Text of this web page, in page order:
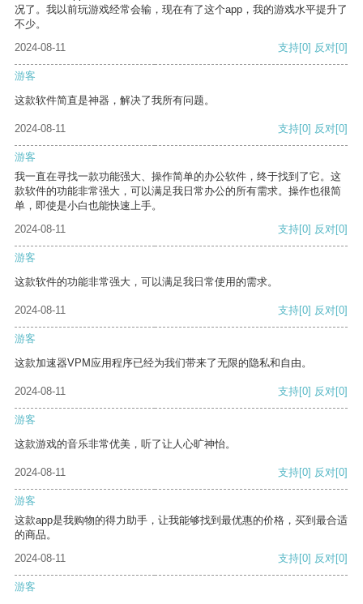
况了。我以前玩游戏经常会输，现在有了这个app，我的游戏水平提升了
不少。
2024-08-11
支持[0] 反对[0]
游客
这款软件简直是神器，解决了我所有问题。
2024-08-11 支持[0] 反对[0]
游客
我一直在寻找一款功能强大、操作简单的办公软件，终于找到了它。这
款软件的功能非常强大，可以满足我日常办公的所有需求。操作也很简
单，即使是小白也能快速上手。
2024-08-11
支持[0] 反对[0]
游客
这款软件的功能非常强大，可以满足我日常使用的需求。
2024-08-11 支持[0] 反对[0]
游客
这款加速器VPM应用程序已经为我们带来了无限的隐私和自由。
2024-08-11 支持[0] 反对[0]
游客
这款游戏的音乐非常优美，听了让人心旷神怡。
2024-08-11 支持[0] 反对[0]
游客
这款app是我购物的得力助手，让我能够找到最优惠的价格，买到最合适
的商品。
2024-08-11
支持[0] 反对[0]
游客